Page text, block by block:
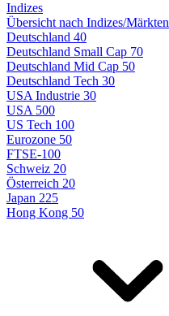
Indizes
Übersicht nach Indizes/Märkten
Deutschland 40
Deutschland Small Cap 70
Deutschland Mid Cap 50
Deutschland Tech 30
USA Industrie 30
USA 500
US Tech 100
Eurozone 50
FTSE-100
Schweiz 20
Österreich 20
Japan 225
Hong Kong 50